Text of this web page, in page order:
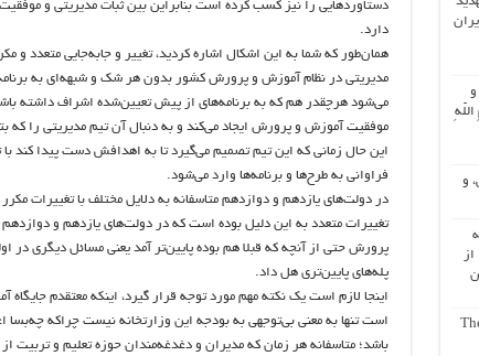
دستاوردهایی را نیز کسب کرده است بنابراین بین ثبات مدیریتی و
دارد.
همان‌طور که شما به این اشکال اشاره کردید، تغییر و جا‌به‌جایی متعدد
مدیریتی در نظام آموزش و پرورش کشور بدون هر شک و شبهه‌ای به
می‌شود هرچقدر هم که به برنامه‌های از پیش تعیین‌شده اشراف داشته
موفقیت آموزش و پرورش ایجاد می‌کند و به دنبال آن تیم مدیریتی را که
این حال زمانی که این تیم تصمیم می‌گیرد تا به اهدافش دست پیدا کند با
فراوانی به طرح‌ها و برنامه‌ها وارد می‌شود.
در دولت‌های یازدهم و دوازدهم متاسفانه به دلایل مختلف با تغییرات
تغییرات متعدد به این دلیل بوده است که در دولت‌های یازدهم و
پرورش حتی از آنچه که قبلا هم بوده پایین‌تر آمد یعنی مسائل دیگری در
پله‌های پایین‌تری هل داد.
اینجا لازم است یک نکته مهم مورد توجه قرار گیرد، اینکه معتقدم
است تنها به معنی بی‌توجهی به بودجه این وزارتخانه نیست چراکه
باشد؛ متاسفانه هر زمان که مدیران و دغدغه‌مندان حوزه تعلیم و تربیت
و